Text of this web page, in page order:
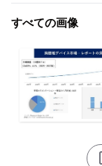
すべての画像